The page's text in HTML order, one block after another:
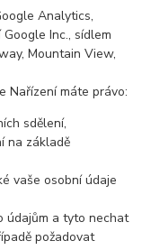
Analytics,
Inc., sídlem
Mountain View,
Nařízení máte právo:
sdělení,
na základě
vaše osobní údaje
údajům a tyto nechat
požadovat